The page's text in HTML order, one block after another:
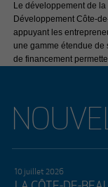
Le développement de
Développement Côte-
appuyant les
une gamme étendue de
de financement
10 juillet 2026